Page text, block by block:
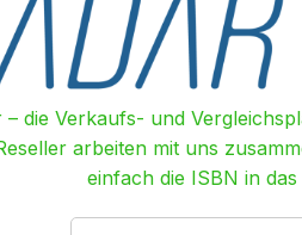
– die Verkaufs- und
arbeiten mit uns
einfach die ISBN in